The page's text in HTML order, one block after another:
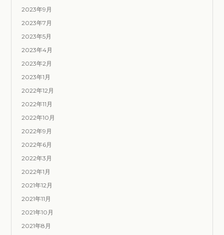
2023年9月
2023年7月
2023年5月
2023年4月
2023年2月
2023年1月
2022年12月
2022年11月
2022年10月
2022年9月
2022年6月
2022年3月
2022年1月
2021年12月
2021年11月
2021年10月
2021年8月